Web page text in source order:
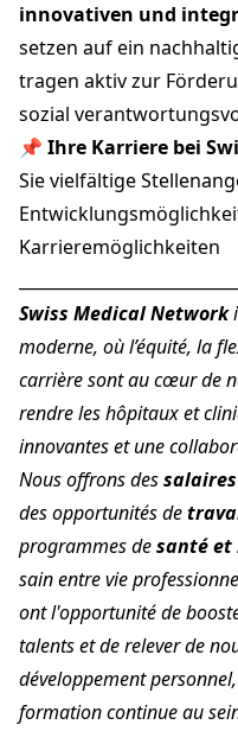
innovativen und
setzen auf ein
tragen aktiv zur
sozial
📌 Ihre Karriere bei
Sie vielfältige
Karrieremöglichkeiten
Swiss Medical Network
moderne, où l’équité, la
carrière sont au cœur de
rendre les hôpitaux et
innovantes et une
Nous offrons des
des opportunités de
programmes desanté et
sain entre vie
ont l'opportunité de
talents et de relever de
développement
formation continue au